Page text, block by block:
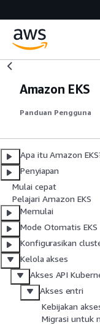
Amazon EKS
Panduan Pengguna
Apa itu Amazon
Penyiapan
Mulai cepat
Pelajari Amazon EKS
Memulai
Mode Otomatis EKS
Konfigurasikan
Kelola akses
Akses API
Akses entri
Kebijakan
Migrasi untuk